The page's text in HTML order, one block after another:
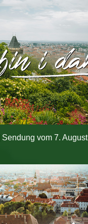
vom 7. August